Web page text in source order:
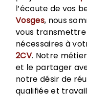
l’écoute de vos
Vosges, nous
vous
nécessaires à
2CV. Notre
et le partager
notre désir de
qualifiée et